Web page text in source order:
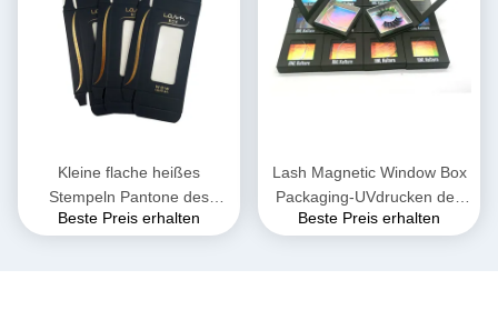
Kleine flache heißes
Stempeln Pantone des
Geschenk-Wimper-
Beste Preis erhalten
Lash Magnetic Window Box
Packaging-UVdrucken des
Augen-600gsm
Beste Preis erhalten